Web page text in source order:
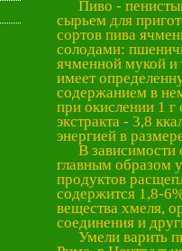
Пиво - пенистый
сырьем для
сортов пива
солодами:
ячменной мукой и
имеет
содержанием в
при окислении 1 г
экстракта - 3,8
энергией в
В зависимости
главным образом
продуктов
содержится 1,8-
вещества хмеля,
соединения и
Умели варить